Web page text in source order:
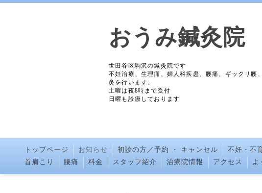
おうみ鍼灸院
世田谷区駒沢の鍼灸院です
不妊治療、生理痛、婦人科疾患、腰痛、ギックリ腰
灸を行います。
土曜は夜8時まで受付
日曜も診療しております
トップページ お知らせ 初診の方／予約 ・ キャンセル 不妊・不
首肩こり
腰痛 料金 スタッフ紹介 治療院情報 アクセス よ